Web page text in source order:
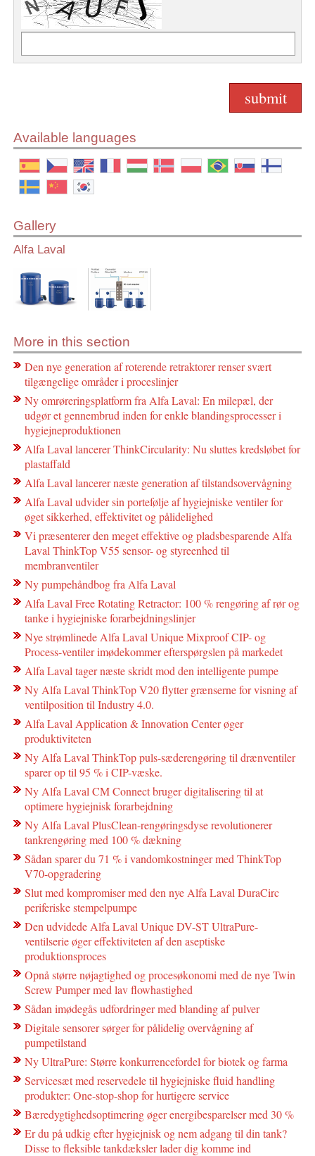
Available languages
Gallery
Alfa Laval
More in this section
Den nye generation af roterende retraktorer renser svært
tilgængelige områder i proceslinjer
Ny omrøreringsplatform fra Alfa Laval: En milepæl, der
udgør et gennembrud inden for enkle blandingsprocesser i
hygiejneproduktionen
Alfa Laval lancerer ThinkCircularity: Nu sluttes kredsløbet for
plastaffald
Alfa Laval lancerer næste generation af tilstandsovervågning
Alfa Laval udvider sin portefølje af hygiejniske ventiler for
øget sikkerhed, effektivitet og pålidelighed
Vi præsenterer den meget effektive og pladsbesparende Alfa
Laval ThinkTop V55 sensor- og styreenhed til
membranventiler
Ny pumpehåndbog fra Alfa Laval
Alfa Laval Free Rotating Retractor: 100 % rengøring af rør og
tanke i hygiejniske forarbejdningslinjer
Nye strømlinede Alfa Laval Unique Mixproof CIP- og
Process-ventiler imødekommer efterspørgslen på markedet
Alfa Laval tager næste skridt mod den intelligente pumpe
Ny Alfa Laval ThinkTop V20 flytter grænserne for visning af
ventilposition til Industry 4.0.
Alfa Laval Application & Innovation Center øger
produktiviteten
Ny Alfa Laval ThinkTop puls-sæderengøring til drænventiler
sparer op til 95 % i CIP-væske.
Ny Alfa Laval CM Connect bruger digitalisering til at
optimere hygiejnisk forarbejdning
Ny Alfa Laval PlusClean-rengøringsdyse revolutionerer
tankrengøring med 100 % dækning
Sådan sparer du 71 % i vandomkostninger med ThinkTop
V70-opgradering
Slut med kompromiser med den nye Alfa Laval DuraCirc
periferiske stempelpumpe
Den udvidede Alfa Laval Unique DV-ST UltraPure-
ventilserie øger effektiviteten af den aseptiske
produktionsproces
Opnå større nøjagtighed og procesøkonomi med de nye Twin
Screw Pumper med lav flowhastighed
Sådan imødegås udfordringer med blanding af pulver
Digitale sensorer sørger for pålidelig overvågning af
pumpetilstand
Ny UltraPure: Større konkurrencefordel for biotek og farma
Servicesæt med reservedele til hygiejniske fluid handling
produkter: One-stop-shop for hurtigere service
Bæredygtighedsoptimering øger energibesparelser med 30 %
Er du på udkig efter hygiejnisk og nem adgang til din tank?
Disse to fleksible tankdæksler lader dig komme ind